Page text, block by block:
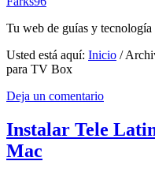
Tu web de guías y tecnología
Usted está aquí: Inicio /
para TV Box
Deja un comentario
Instalar Tele
Mac